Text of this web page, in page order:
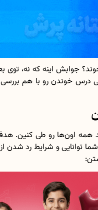
دانلود
اعداد صحیح،
جوابش اینه که نه، توی
درس خوندن رو با هم
همه اون‌ها رو طی کنین.
توانایی و شرایط رد شدن